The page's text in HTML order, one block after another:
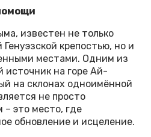
известен не только
крепостью, но и
местами. Одним из
источник на горе Ай-
на склонах одноимённой
не просто
это место, где
обновление и исцеление.